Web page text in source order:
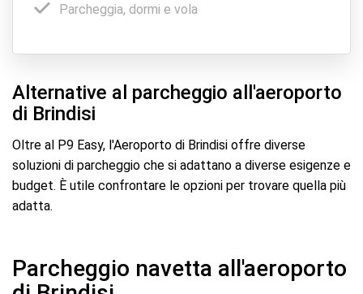
Parcheggia, dormi e vola
Alternative al parcheggio all'aeroporto
di Brindisi
Oltre al P9 Easy, l'Aeroporto di Brindisi offre diverse
soluzioni di parcheggio che si adattano a diverse esigenze e
budget. È utile confrontare le opzioni per trovare quella più
adatta.
Parcheggio navetta all'aeroporto